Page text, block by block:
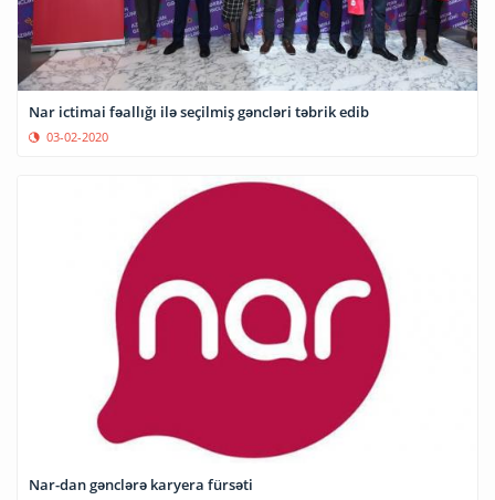
Nar ictimai fəallığı ilə seçilmiş gəncləri təbrik edib
03-02-2020
Nar-dan gənclərə karyera fürsəti